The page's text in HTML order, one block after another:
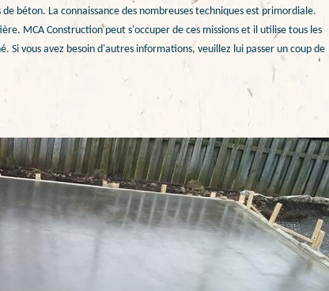
béton. La connaissance des nombreuses techniques est primordiale.
MCA Construction peut s'occuper de ces missions et il utilise tous les
vous avez besoin d'autres informations, veuillez lui passer un coup de